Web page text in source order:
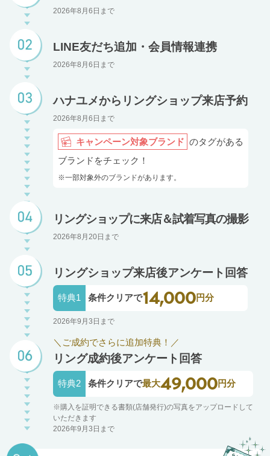
2026年8月6日まで
LINE友だち追加・会員情報連携
2026年8月6日まで
ハナユメからリングショップ来店予約
2026年8月6日まで
キャンペーン対象ブランド のタグがある
ブランドをチェック！
※一部対象外のブランドがあります。
リングショップに来店＆試着写真の撮影
2026年8月20日まで
リングショップ来店後アンケート回答
特典1 条件クリアで14,000円分
2026年9月3日まで
＼ご成約でさらに追加特典！／
リング成約後アンケート回答
特典2 条件クリアで最大49,000円分
※購入を証明できる書類(店舗発行)の写真をアップロードして
いただきます
2026年9月3日まで